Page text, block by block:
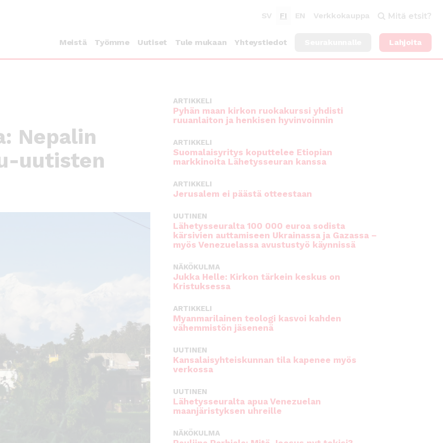
SV FI EN Verkkokauppa Mitä etsit?
Meistä Työmme Uutiset Tule mukaan Yhteystiedot Lahjoita
Nepalin
uutisten
ARTIKKELI
Pyhän maan kirkon ruokakurssi yhdisti
ruuanlaiton ja henkisen hyvinvoinnin
ARTIKKELI
Suomalaisyritys koputtelee Etiopian
markkinoita Lähetysseuran kanssa
ARTIKKELI
Jerusalem ei päästä otteestaan
UUTINEN
Lähetysseuralta 100 000 euroa sodista
kärsivien auttamiseen Ukrainassa ja Gazassa –
myös Venezuelassa avustustyö käynnissä
NÄKÖKULMA
Jukka Helle: Kirkon tärkein keskus on
Kristuksessa
ARTIKKELI
Myanmarilainen teologi kasvoi kahden
vähemmistön jäsenenä
UUTINEN
Kansalaisyhteiskunnan tila kapenee myös
verkossa
UUTINEN
Lähetysseuralta apua Venezuelan
maanjäristyksen uhreille
NÄKÖKULMA